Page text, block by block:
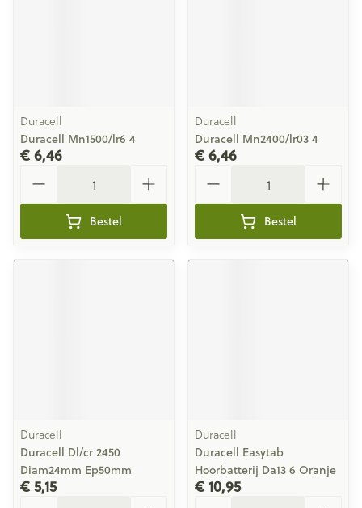
Duracell
Duracell Mn1500/lr6 4
€ 6,46
Bestel
Duracell
Duracell Mn2400/lr03 4
€ 6,46
Bestel
Duracell
Duracell Dl/cr 2450
Diam24mm Ep50mm
€ 5,15
Duracell
Duracell Easytab
Hoorbatterij Da13 6 Oranje
€ 10,95